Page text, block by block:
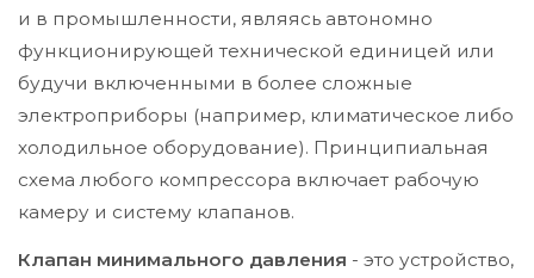
и в промышленности, являясь автономно
функционирующей технической единицей или
будучи включенными в более сложные
электроприборы (например, климатическое либо
холодильное оборудование). Принципиальная
схема любого компрессора включает рабочую
камеру и систему клапанов.
Клапан минимального давления - это устройство,